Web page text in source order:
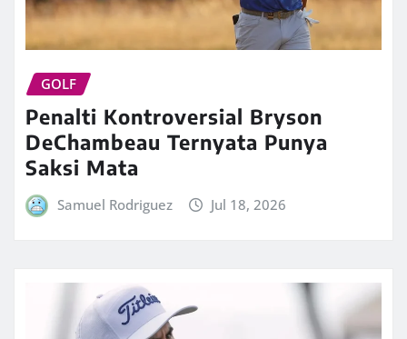
GOLF
Penalti Kontroversial Bryson
DeChambeau Ternyata Punya
Saksi Mata
Samuel Rodriguez Jul 18, 2026